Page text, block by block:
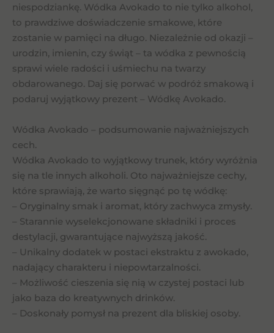
niespodziankę. Wódka Avokado to nie tylko alkohol,
to prawdziwe doświadczenie smakowe, które
zostanie w pamięci na długo. Niezależnie od okazji –
urodzin, imienin, czy świąt – ta wódka z pewnością
sprawi wiele radości i uśmiechu na twarzy
obdarowanego. Daj się porwać w podróż smakową i
podaruj wyjątkowy prezent – Wódkę Avokado.
Wódka Avokado – podsumowanie najważniejszych
cech.
Wódka Avokado to wyjątkowy trunek, który wyróżnia
się na tle innych alkoholi. Oto najważniejsze cechy,
które sprawiają, że warto sięgnąć po tę wódkę:
– Oryginalny smak i aromat, który zachwyca zmysły.
– Starannie wyselekcjonowane składniki i proces
destylacji, gwarantujące najwyższą jakość.
– Unikalny dodatek w postaci ekstraktu z awokado,
nadający charakteru i niepowtarzalności.
– Możliwość cieszenia się nią w czystej postaci lub
jako baza do kreatywnych drinków.
– Doskonały pomysł na prezent dla bliskiej osoby.